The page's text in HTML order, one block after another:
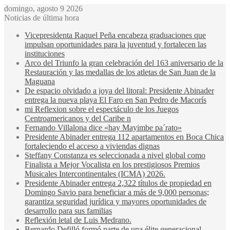
domingo, agosto 9 2026
Noticias de última hora
Vicepresidenta Raquel Peña encabeza graduaciones que
impulsan oportunidades para la juventud y fortalecen las
instituciones
Arco del Triunfo la gran celebración del 163 aniversario de la
Restauración y las medallas de los atletas de San Juan de la
Maguana
De espacio olvidado a joya del litoral: Presidente Abinader
entrega la nueva playa El Faro en San Pedro de Macorís
mi Reflexion sobre el espectáculo de los Juegos
Centroamericanos y del Caribe n
Fernando Villalona dice «hay Mayimbe pa´rato»
Presidente Abinader entrega 112 apartamentos en Boca Chica
fortaleciendo el acceso a viviendas dignas
Steffany Constanza es seleccionada a nivel global como
Finalista a Mejor Vocalista en los prestigiosos Premios
Musicales Intercontinentales (ICMA) 2026.
Presidente Abinader entrega 2,322 títulos de propiedad en
Domingo Savio para beneficiar a más de 9,000 personas;
garantiza seguridad jurídica y mayores oportunidades de
desarrollo para sus familias
Reflexión letal de Luis Medrano.